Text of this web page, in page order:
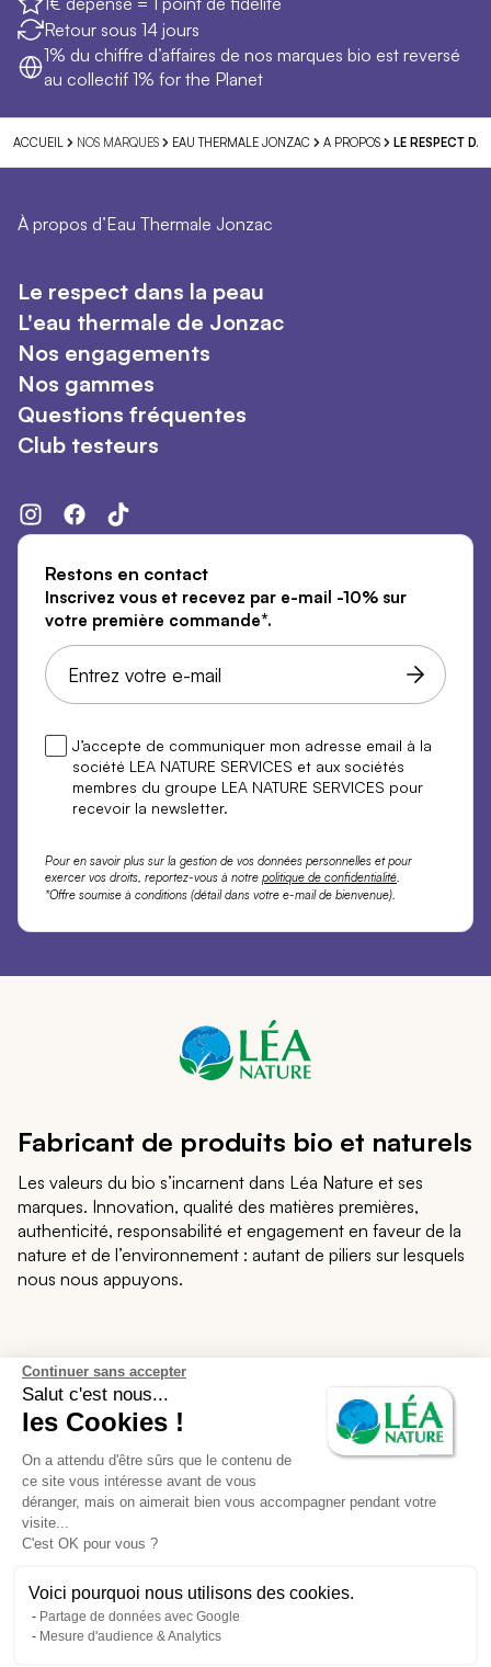
Retour sous 14 jours
1% du chiffre d’affaires de nos marques bio est reversé
au collectif 1% for the Planet
ACCUEIL NOS MARQUES EAU THERMALE JONZAC A PROPOS LE RESPECT
À propos d’Eau Thermale Jonzac
Le respect dans la peau
L'eau thermale de Jonzac
Nos engagements
Nos gammes
Questions fréquentes
Club testeurs
Restons en contact
Inscrivez vous et recevez par e-mail -10% sur
votre première commande*.
J’accepte de communiquer mon adresse email à la
société LEA NATURE SERVICES et aux sociétés
membres du groupe LEA NATURE SERVICES pour
recevoir la newsletter.
Pour en savoir plus sur la gestion de vos données personnelles et pour
exercer vos droits, reportez-vous à notre politique de confidentialité.
*Offre soumise à conditions (détail dans votre e-mail de bienvenue).
Fabricant de produits bio et naturels
Les valeurs du bio s’incarnent dans Léa Nature et ses
marques. Innovation, qualité des matières premières,
authenticité, responsabilité et engagement en faveur de la
nature et de l’environnement : autant de piliers sur lesquels
nous nous appuyons.
Léa Nature
Notre écosystème
Nos services
Support et contact
CGU des avis en ligne
CGV
Mentions légales
Continuer sans accepter
Salut c'est nous...
les Cookies !
On a attendu d'être sûrs que le contenu de
ce site vous intéresse avant de vous
déranger, mais on aimerait bien vous accompagner pendant votre
visite...
C'est OK pour vous ?
Voici pourquoi nous utilisons des cookies.
Partage de données avec Google
Mesure d'audience & Analytics